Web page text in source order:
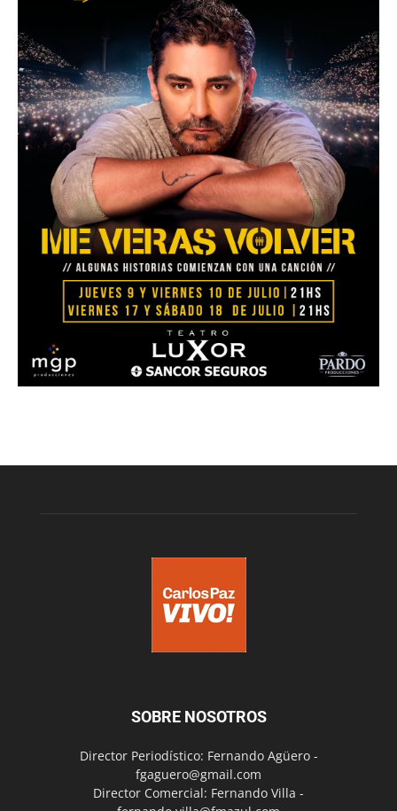
SOBRE NOSOTROS
Director Periodístico: Fernando Agüero -
fgaguero@gmail.com
Director Comercial: Fernando Villa -